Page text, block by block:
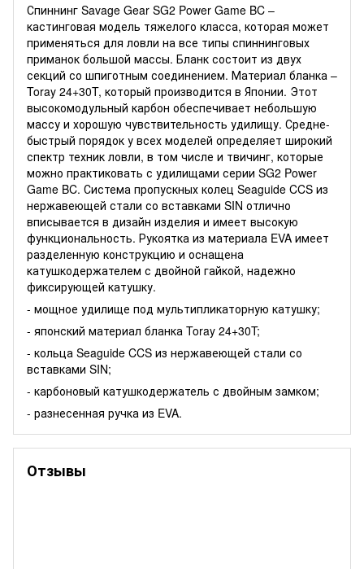
Спиннинг Savage Gear SG2 Power Game BC –
кастинговая модель тяжелого класса, которая может
применяться для ловли на все типы спиннинговых
приманок большой массы. Бланк состоит из двух
секций со шпиготным соединением. Материал бланка –
Toray 24+30T, который производится в Японии. Этот
высокомодульный карбон обеспечивает небольшую
массу и хорошую чувствительность удилищу. Средне-
быстрый порядок у всех моделей определяет широкий
спектр техник ловли, в том числе и твичинг, которые
можно практиковать с удилищами серии SG2 Power
Game BC. Система пропускных колец Seaguide CCS из
нержавеющей стали со вставками SIN отлично
вписывается в дизайн изделия и имеет высокую
функциональность. Рукоятка из материала EVA имеет
разделенную конструкцию и оснащена
катушкодержателем с двойной гайкой, надежно
фиксирующей катушку.
- мощное удилище под мультипликаторную катушку;
- японский материал бланка Toray 24+30T;
- кольца Seaguide CCS из нержавеющей стали со
вставками SIN;
- карбоновый катушкодержатель с двойным замком;
- разнесенная ручка из EVA.
Отзывы